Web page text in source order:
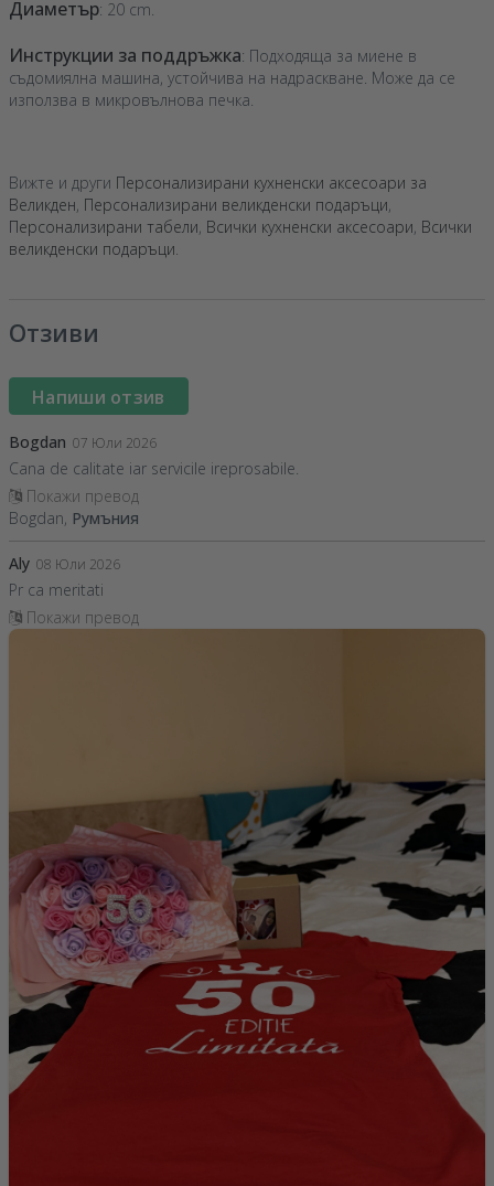
Диаметър: 20 cm.
Инструкции за поддръжка: Подходяща за миене в
съдомиялна машина, устойчива на надраскване. Може да се
използва в микровълнова печка.
Вижте и други Персонализирани кухненски аксесоари за
Великден, Персонализирани великденски подаръци,
Персонализирани табели, Всички кухненски аксесоари, Всички
великденски подаръци.
Отзиви
Напиши отзив
Bogdan 07 Юли 2026
Cana de calitate iar servicile ireprosabile.
Покажи превод
Bogdan, Румъния
Aly 08 Юли 2026
Pr ca meritati
Покажи превод